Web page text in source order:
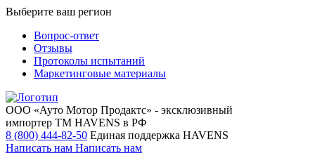
Выберите ваш регион
Вопрос-ответ
Отзывы
Протоколы испытаний
Маркетинговые материалы
ООО «Ауто Мотор Продактс» - эксклюзивный
импортер ТМ HAVENS в РФ
8 (800) 444-82-50 Единая поддержка HAVENS
Написать нам Написать нам